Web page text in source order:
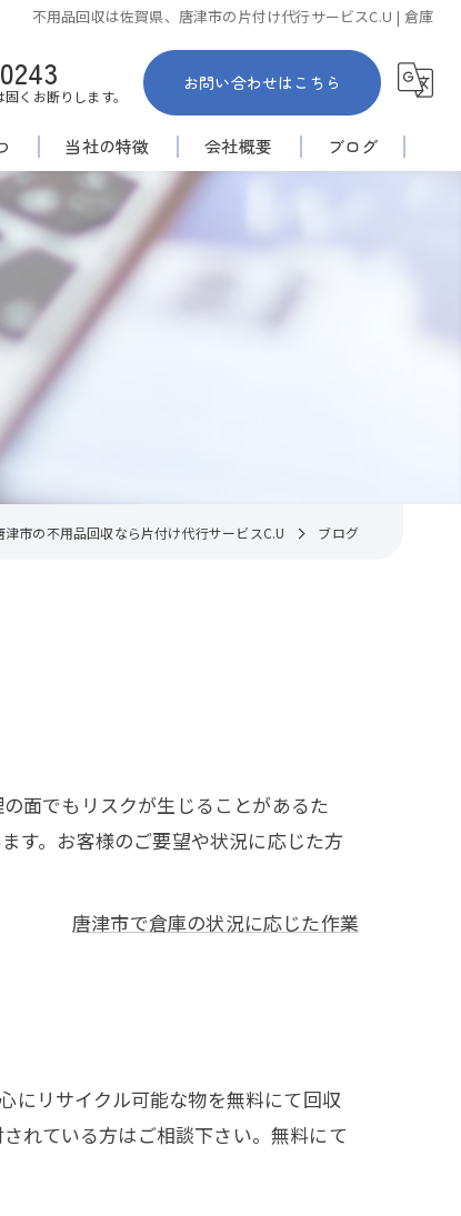
不用品回収は佐賀県、唐津市の片付け代行サービスC.U | 倉庫
くお断りします。
お問い合わせはこちら
当社の特徴
佐賀市の不用品回収
家内整理
倉庫
空き家
会社概要 ブログ
津市の不用品回収なら片付け代行サービスC.U ブログ
面でもリスクが生じることがあるた
す。お客様のご要望や状況に応じた方
唐津市で倉庫の状況に応じた作業
にリサイクル可能な物を無料にて回収
れている方はご相談下さい。無料にて